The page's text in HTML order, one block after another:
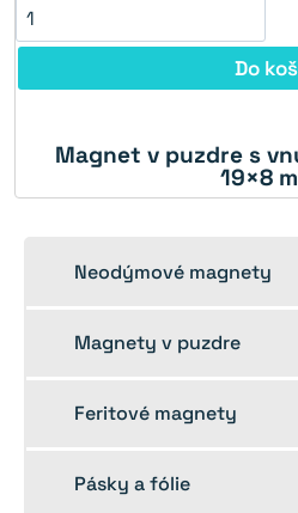
Do
Magnet v puzdre s
19×8
Neodýmové magnety
Magnety v puzdre
Feritové magnety
Pásky a fólie